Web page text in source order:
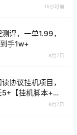
15小时前
评，一单1.99，
手1w+
8月7日
协议挂机项目，
【挂机脚本+使
8月7日